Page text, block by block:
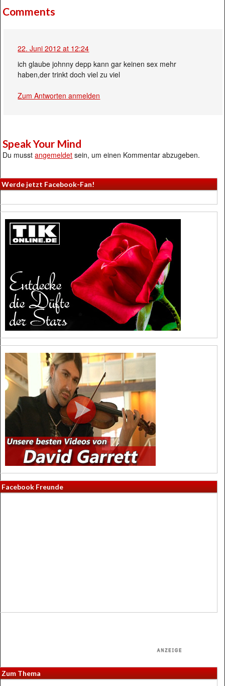
Comments
22. Juni 2012 at 12:24
ich glaube johnny depp kann gar keinen sex mehr
haben,der trinkt doch viel zu viel
Zum Antworten anmelden
Speak Your Mind
Du musstangemeldet sein, um einen Kommentar abzugeben.
Werde jetzt Facebook-Fan!
Facebook Freunde
Zum Thema